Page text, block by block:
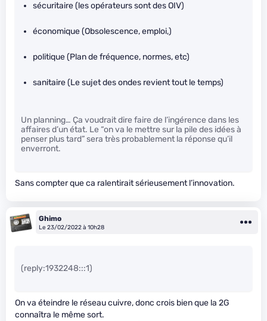
sécuritaire (les opérateurs sont des OIV)
économique (Obsolescence, emploi,)
politique (Plan de fréquence, normes, etc)
sanitaire (Le sujet des ondes revient tout le temps)
Un planning… Ça voudrait dire faire de l’ingérence dans les
affaires d’un état. Le “on va le mettre sur la pile des idées à
penser plus tard” sera très probablement la réponse qu’il
enverront.
Sans compter que ca ralentirait sérieusement l’innovation.
Ghimo
Le 23/02/2022 à 10h28
(reply:1932248:::1)
On va éteindre le réseau cuivre, donc crois bien que la 2G
connaîtra le même sort.